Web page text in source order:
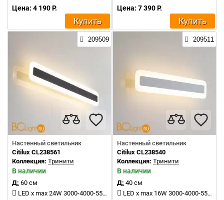
Цена: 4 190 Р.
Купить
Цена: 7 390 Р.
Купить
209509
Настенный светильник
Citilux CL238561
Коллекция: Тринити
В наличии
Д: 60 см
LED x max 24W 3000-4000-5500K 2400Lm
209511
Настенный светильник
Citilux CL238540
Коллекция: Тринити
В наличии
Д: 40 см
LED x max 16W 3000-4000-5500K 1500Lm